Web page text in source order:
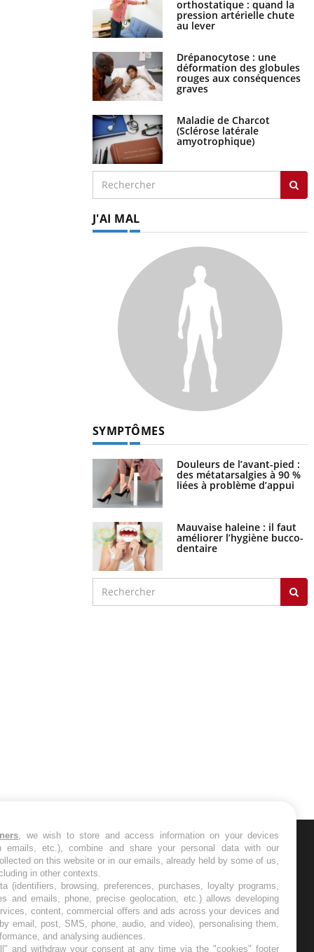
au lever
déformation des globules
rouges aux conséquences
graves
(Sclérose latérale
amyotrophique)
des métatarsalgies à 90 %
liées à problème d’appui
améliorer l’hygiène bucco-
dentaire
les semaines les meilleures
, we wish to store and access information on your devices
emails, etc.), combine and share your personal data with our
on this website or in our emails, already held by some of us,
in other contexts.
(identifiers, browsing, preferences, purchases, loyalty programs,
and emails, phone, precise geolocation, etc.) allows developing
content, commercial offers and ads across your devices and
email, post, SMS, phone, audio, and video), personalising them,
and analysing audiences.
and withdraw your consent at any time via the "cookies" footer